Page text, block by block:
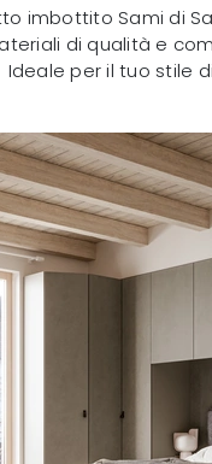
imbottito Sami di
di qualità e
Ideale per il tuo stile